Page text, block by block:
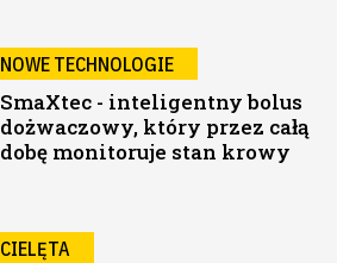
NOWE TECHNOLOGIE
SmaXtec - inteligentny bolus
dożwaczowy, który przez całą
dobę monitoruje stan krowy
CIELĘTA